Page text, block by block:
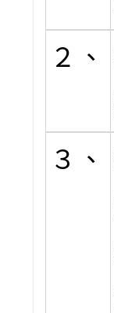
２、
３、